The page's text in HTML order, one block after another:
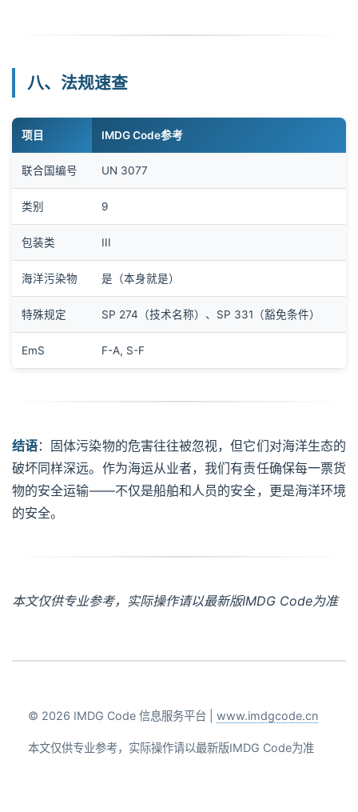
八、法规速查
项目 IMDG Code参考
联合国编号 UN 3077
类别 9
包装类 III
海洋污染物 是（本身就是）
特殊规定 SP 274（技术名称）、SP 331（豁免条件）
EmS F-A, S-F
结语：固体污染物的危害往往被忽视，但它们对海洋生态的
破坏同样深远。作为海运从业者，我们有责任确保每一票货
物的安全运输——不仅是船舶和人员的安全，更是海洋环境
的安全。
本文仅供专业参考，实际操作请以最新版IMDG Code为准
© 2026 IMDG Code 信息服务平台 | www.imdgcode.cn
本文仅供专业参考，实际操作请以最新版IMDG Code为准